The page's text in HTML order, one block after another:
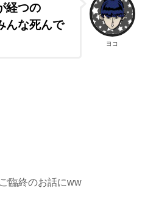
ヨコ
経つの
んな死んで
臨終のお話にww